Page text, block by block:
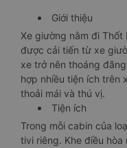
Giới thiệu
Xe giường nằm đi
được cải tiến từ xe
xe trở nên thoáng
hợp nhiều tiện ích trên
thoải mái và thú vị.
Tiện ích
Trong mỗi cabin của
tivi riêng. Khe điều